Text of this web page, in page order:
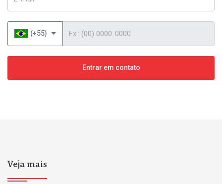
(+55)
Entrar em contato
Veja mais